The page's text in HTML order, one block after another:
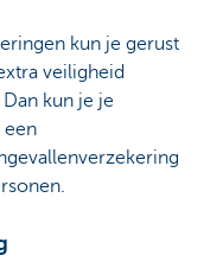
kun je gerust
veiligheid
kun je je
een